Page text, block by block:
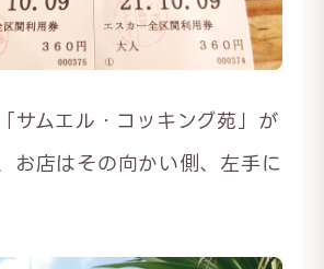
サムエル・コッキング苑」が
お店はその向かい側、左手に